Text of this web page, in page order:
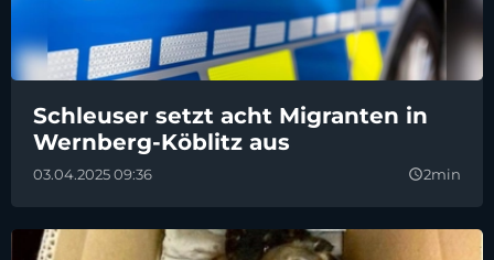
Schleuser setzt acht Migranten in
Wernberg-Köblitz aus
03.04.2025 09:36 query_builder2min